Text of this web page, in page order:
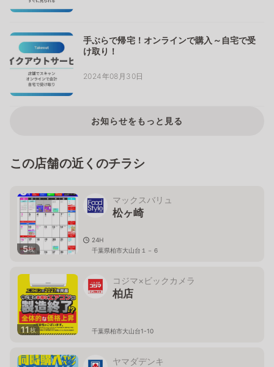
手ぶらで帰宅！オンラインで購入～自宅で受
け取り！
2024年08月30日
お知らせをもっと見る
この店舗の近くのチラシ
5枚
マックスバリュ
松ヶ崎
24H
千葉県柏市大山台１－６
11枚
コジマ×ビックカメラ
柏店
千葉県柏市大山台1-10
ヤマダデンキ